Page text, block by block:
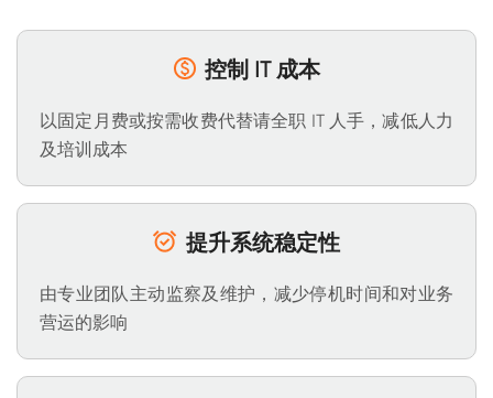
控制 IT 成本
以固定月费或按需收费代替请全职 IT 人手，减低人力
及培训成本
提升系统稳定性
由专业团队主动监察及维护，减少停机时间和对业务
营运的影响